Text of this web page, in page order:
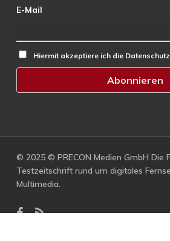
E-Mail
Hiermit akzeptiere ich die
© 2025 © PRECON Medien GmbH Die
Testzeitschrift rund um digitales
Multimedia.
facebook
RSS